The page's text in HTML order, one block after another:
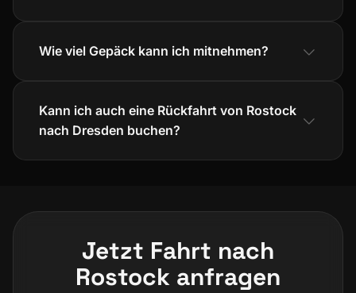
Wie viel Gepäck kann ich mitnehmen?
Kann ich auch eine Rückfahrt von Rostock
nach Dresden buchen?
Jetzt Fahrt nach
Rostock anfragen